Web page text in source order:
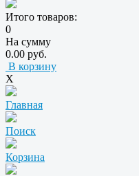
Итого товаров:
0
На сумму
0.00 руб.
В корзину
X
Главная
Поиск
Корзина